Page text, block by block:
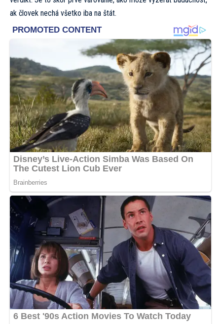
ak človek nechá všetko iba na štát.